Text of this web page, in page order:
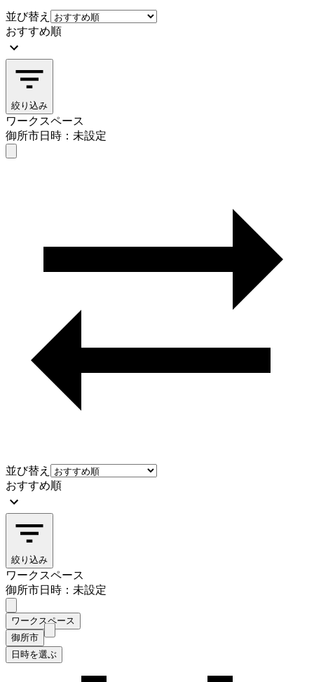
並び替え
おすすめ順
絞り込み
ワークスペース
御所市日時：未設定
並び替え
おすすめ順
絞り込み
ワークスペース
御所市日時：未設定
ワークスペース
御所市
日時を選ぶ